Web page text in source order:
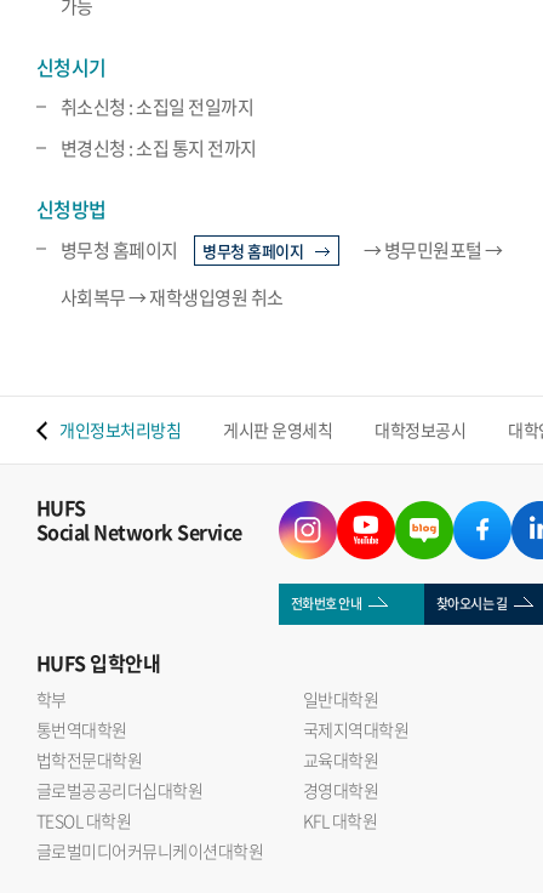
가능
신청시기
취소신청 : 소집일 전일까지
변경신청 : 소집 통지 전까지
신청방법
병무청 홈페이지 병무청 홈페이지
→ 병무민원포털 →
사회복무 → 재학생입영원 취소
개인정보처리방침 게시판 운영세칙 대학정보공시 대
HUFS
Social Network Service
전화번호 안내 찾아오시는 길
HUFS입학안내
학부
일반대학원
통번역대학원
국제지역대학원
법학전문대학원
교육대학원
글로벌공공리더십대학원
경영대학원
TESOL 대학원
KFL 대학원
글로벌미디어커뮤니케이션대학원